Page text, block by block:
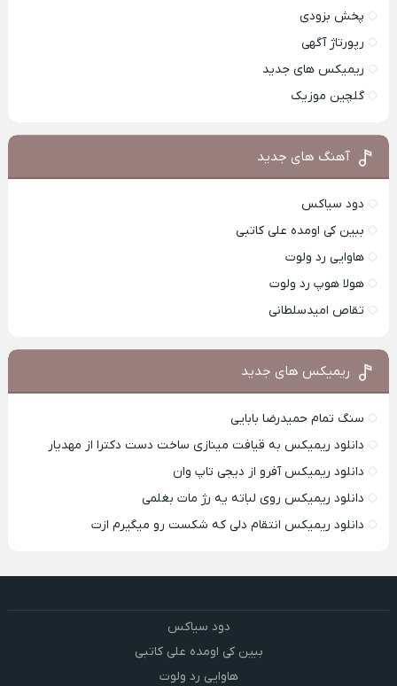
پخش بزودی
رپورتاژ آگهی
ریمیکس های جدید
گلچین موزیک
آهنگ های جدید
دود سیاکس
ببین کی اومده علی کاتبی
هاوایی رد ولوت
هولا هوپ رد ولوت
تقاص امیدسلطانی
ریمیکس های جدید
سنگ تمام حمیدرضا بابایی
دانلود ریمیکس به قیافت مینازی ساخت دست دکترا از مهدیار
دانلود ریمیکس آفرو از ديجی تاپ وان
دانلود ریمیکس روی لباته یه رژ مات بغلمی
دانلود ریمیکس انتقام دلی که شکست رو میگیرم ازت
دود سیاکس
ببین کی اومده علی کاتبی
هاوایی رد ولوت